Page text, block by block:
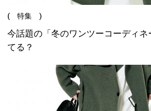
( 特集 )
今話題の「冬のワンツーコーディネ
てる？